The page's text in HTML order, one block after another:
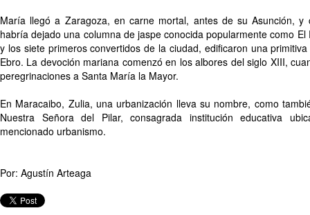
María llegó a Zaragoza, en carne mortal, antes de su Asunción, y
habría dejado una columna de jaspe conocida popularmente como
y los siete primeros convertidos de la ciudad, edificaron una
Ebro. La devoción mariana comenzó en los albores del siglo XIII,
peregrinaciones a Santa María la Mayor.
En Maracaibo, Zulia, una urbanización lleva su nombre, como
Nuestra Señora del Pilar, consagrada institución educativa
mencionado urbanismo.
Por: Agustín Arteaga